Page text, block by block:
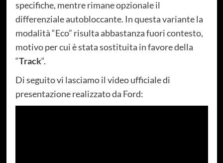
specifiche, mentre rimane opzionale il
differenziale autobloccante. In questa variante la
modalità “Eco” risulta abbastanza fuori contesto,
motivo per cui è stata sostituita in favore della
“Track“.
Di seguito vi lasciamo il video ufficiale di
presentazione realizzato da Ford: